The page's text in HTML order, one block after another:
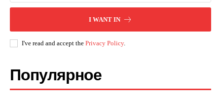
I WANT IN
I've read and accept the Privacy Policy.
Популярное